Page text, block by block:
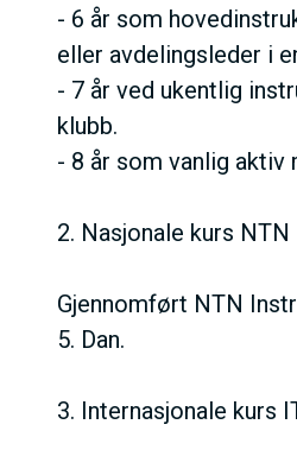
- 6 år som
eller avdelingsleder i
- 7 år ved ukentlig
klubb.
- 8 år som vanlig aktiv
2. Nasjonale kurs NTN
Gjennomført NTN
5. Dan.
3. Internasjonale kurs